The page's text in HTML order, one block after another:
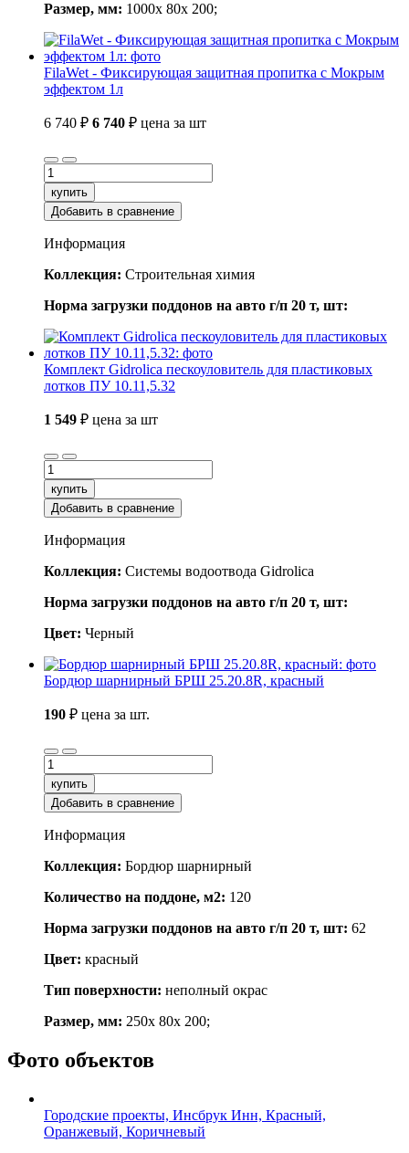
Размер, мм: 1000x 80x 200;
FilaWet - Фиксирующая защитная пропитка с Мокрым
эффектом 1л
6 740 ₽ 6 740 ₽ цена за шт
купить
Добавить в сравнение
Информация
Коллекция: Строительная химия
Норма загрузки поддонов на авто г/п 20 т, шт:
Комплект Gidrolica пескоуловитель для пластиковых
лотков ПУ 10.11,5.32
1 549 ₽ цена за шт
купить
Добавить в сравнение
Информация
Коллекция: Системы водоотвода Gidrolica
Норма загрузки поддонов на авто г/п 20 т, шт:
Цвет: Черный
Бордюр шарнирный БРШ 25.20.8R, красный
190 ₽ цена за шт.
купить
Добавить в сравнение
Информация
Коллекция: Бордюр шарнирный
Количество на поддоне, м2: 120
Норма загрузки поддонов на авто г/п 20 т, шт: 62
Цвет: красный
Тип поверхности: неполный окрас
Размер, мм: 250x 80x 200;
Фото объектов
Городские проекты, Инсбрук Инн, Красный,
Оранжевый, Коричневый